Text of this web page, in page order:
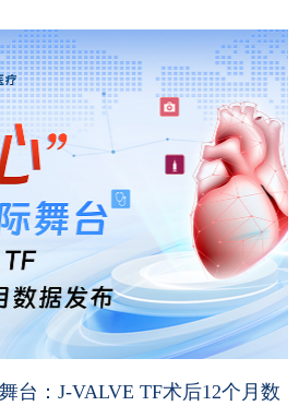
台：J-VALVE TF术后12个月数